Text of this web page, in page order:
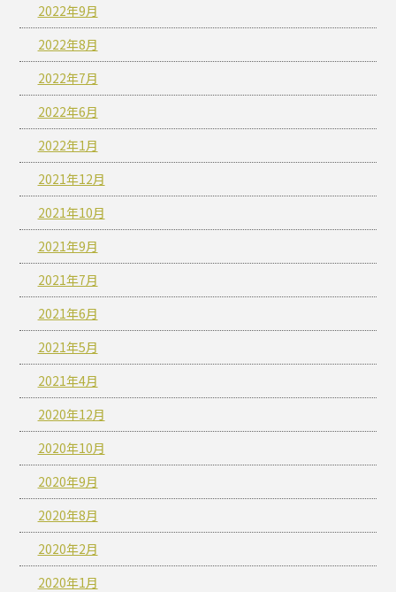
2022年9月
2022年8月
2022年7月
2022年6月
2022年1月
2021年12月
2021年10月
2021年9月
2021年7月
2021年6月
2021年5月
2021年4月
2020年12月
2020年10月
2020年9月
2020年8月
2020年2月
2020年1月